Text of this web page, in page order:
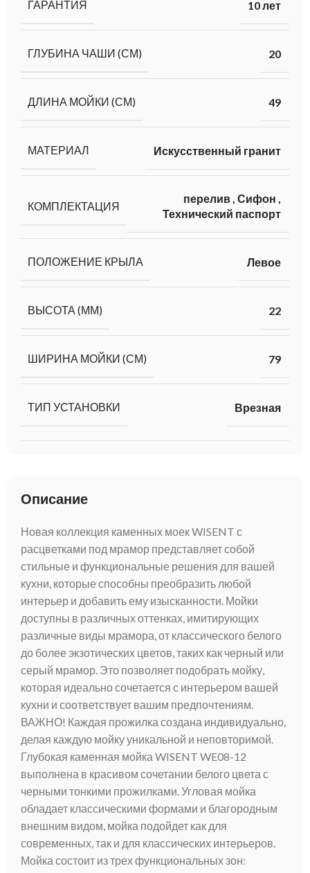
Описание
Новая коллекция каменных моек WISENT с
расцветками под мрамор представляет собой
стильные и функциональные решения для вашей
кухни, которые способны преобразить любой
интерьер и добавить ему изысканности. Мойки
доступны в различных оттенках, имитирующих
различные виды мрамора, от классического белого
до более экзотических цветов, таких как черный или
серый мрамор. Это позволяет подобрать мойку,
которая идеально сочетается с интерьером вашей
кухни и соответствует вашим предпочтениям.
ВАЖНО! Каждая прожилка создана индивидуально,
делая каждую мойку уникальной и неповторимой.
Глубокая каменная мойка WISENT WE08-12
выполнена в красивом сочетании белого цвета с
черными тонкими прожилками. Угловая мойка
обладает классическими формами и благородным
внешним видом, мойка подойдет как для
современных, так и для классических интерьеров.
Мойка состоит из трех функциональных зон:
ГАРАНТИЯ 10 лет
ГЛУБИНА ЧАШИ (СМ) 20
ДЛИНА МОЙКИ (СМ) 49
МАТЕРИАЛ Искусственный гранит
КОМПЛЕКТАЦИЯ
перелив, Сифон ,
Технический паспорт
ПОЛОЖЕНИЕ КРЫЛА Левое
ВЫСОТА (ММ) 22
ШИРИНА МОЙКИ (СМ) 79
ТИП УСТАНОВКИ Врезная